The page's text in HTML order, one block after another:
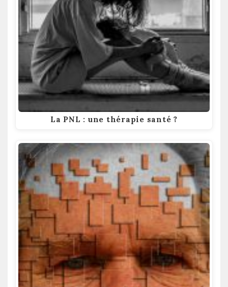
La PNL : une thérapie santé ?